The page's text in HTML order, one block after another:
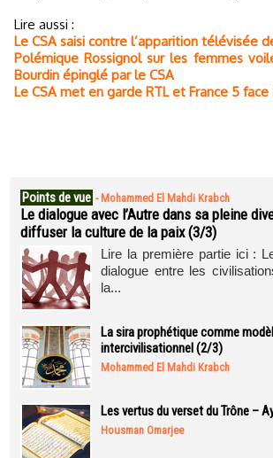
Lire aussi :
Le CSA saisi contre l’apparition télévisée
Polémique Rossignol sur les femmes
Bourdin épinglé par le CSA
Le CSA met en garde RTL et France 5
Points de vue - Mohammed El Mahdi Krabch
Le dialogue avec l’Autre dans sa pleine
diffuser la culture de la paix (3/3)
Lire la première partie ici :
dialogue entre les
la...
La sira prophétique comme
intercivilisationnel (2/3)
Mohammed El Mahdi Krabch
Les vertus du verset du Trône –
Housman Omarjee